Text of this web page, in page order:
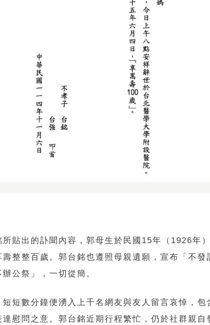
所貼出的訃聞內容，郭母生於民國15年（1926年
壽整整百歲。郭台銘也遵照母親遺願，宣布「不發
公祭」，一切從簡。
短短數分鐘便湧入上千名網友與友人留言哀悼，包
達慰問之意。郭台銘近期行程繁忙，仍於社群親自